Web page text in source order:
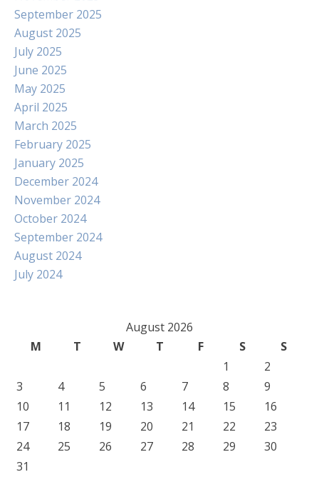
September 2025
August 2025
July 2025
June 2025
May 2025
April 2025
March 2025
February 2025
January 2025
December 2024
November 2024
October 2024
September 2024
August 2024
July 2024
August 2026
M
T W T F S
S
1
2
3
4 5 6 7 8
9
10
11 12 13 14 15
16
17
18 19 20 21 22
23
24
25 26 27 28 29
30
31